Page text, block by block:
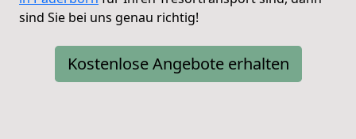
sind Sie bei uns genau richtig!
Kostenlose Angebote erhalten